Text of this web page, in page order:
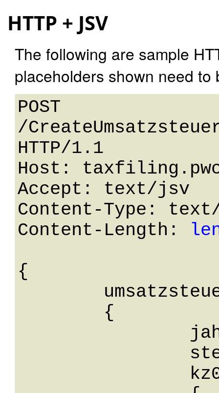
HTTP + JSV
The following are sample
placeholders shown need
POST
/
HTTP/1.1
Host:
Accept: text/jsv
Content-Type:
Content-Length:
{